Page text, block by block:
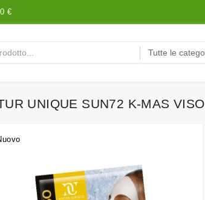
€
UNIQUE SUN72 K-MAS VISO